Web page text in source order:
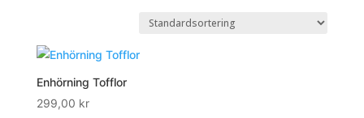
Enhörning Tofflor
299,00 kr